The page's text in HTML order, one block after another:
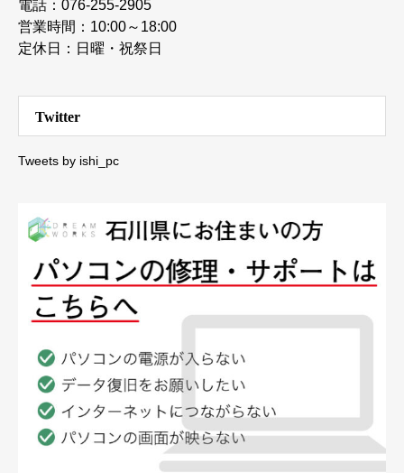
電話：076-255-2905
営業時間：10:00～18:00
定休日：日曜・祝祭日
Twitter
Tweets by ishi_pc